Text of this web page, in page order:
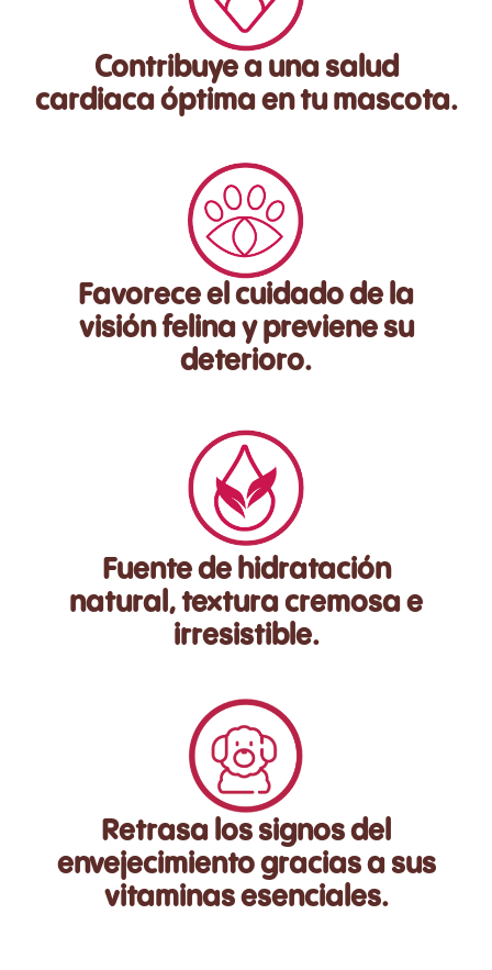
Contribuye a una salud
cardiaca óptima en tu mascota.
Favorece el cuidado de la
visión felina y previene su
deterioro.
Fuente de hidratación
natural, textura cremosa e
irresistible.
Retrasa los signos del
envejecimiento gracias a sus
vitaminas esenciales.